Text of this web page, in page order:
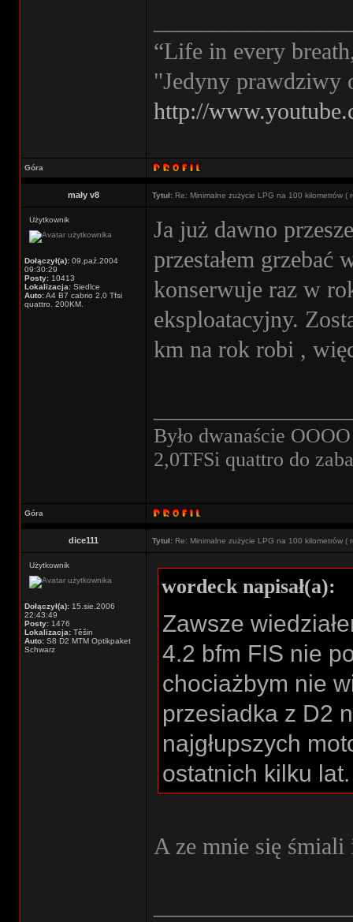
“Life in every
"Jedyny prawdziwy
http://
Góra
mały v8 Tytuł: Re: Minimalne zużycie LPG na 100 kilometrów (
Użytkownik
Dołączył(a): 09.paź.2004
09:30:29
Posty: 10413
Lokalizacja: Siedlce
Auto:A4 B7 cabrio 2,0 Tfsi
quattro. 200KM.
Ja już dawno
przestałem grzebać
konserwuje raz w
eksploatacyjny.
km na rok robi ,
Było dwanaście
2,0TFSi quattro do
Góra
dice111 Tytuł: Re: Minimalne zużycie LPG na 100 kilometrów (
Użytkownik
Dołączył(a): 15.sie.2006
22:43:49
Posty: 1476
Lokalizacja: Těšin
Auto: S8 D2 MTM Optikpaket
Schwarz
wordeck napisał(a):
Zawsze
4.2 bfm FIS nie
chociażbym nie
przesiadka z D2
najgłupszych
ostatnich kilku lat.
A ze mnie się